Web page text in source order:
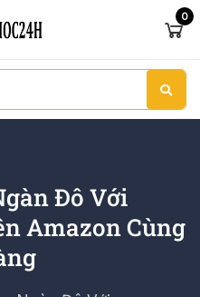
0
Đô Với
Amazon Cùng